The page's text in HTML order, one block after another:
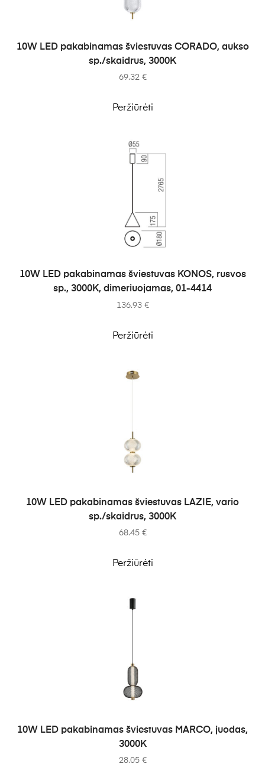
Į KREPŠELĮ
10W LED pakabinamas šviestuvas CORADO, aukso
sp./skaidrus, 3000K
69.32 €
Peržiūrėti
Į KREPŠELĮ
10W LED pakabinamas šviestuvas KONOS, rusvos
sp., 3000K, dimeriuojamas, 01-4414
136.93 €
Peržiūrėti
Į KREPŠELĮ
10W LED pakabinamas šviestuvas LAZIE, vario
sp./skaidrus, 3000K
68.45 €
Peržiūrėti
Į KREPŠELĮ
10W LED pakabinamas šviestuvas MARCO, juodas,
3000K
28.05 €